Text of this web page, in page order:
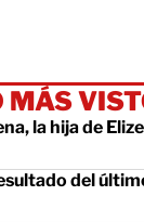
MÁS
la hija de
del